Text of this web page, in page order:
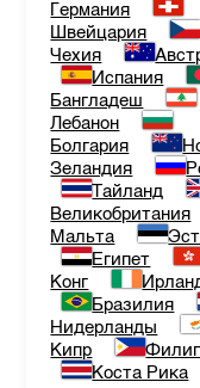
Германия
Швейцария
Чехия
Испания
Бангладеш
Лебанон
Болгария
Зеландия
Тайланд
Великобритания
Мальта
Египет
Конг
Бразилия
Нидерланды
Кипр
Коста Рика